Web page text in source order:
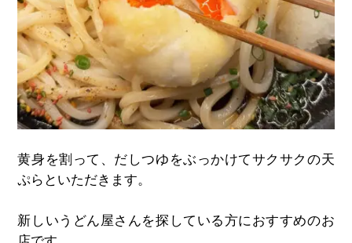
黄身を割って、だしつゆをぶっかけてサクサクの天
ぷらといただきます。
新しいうどん屋さんを探している方におすすめのお